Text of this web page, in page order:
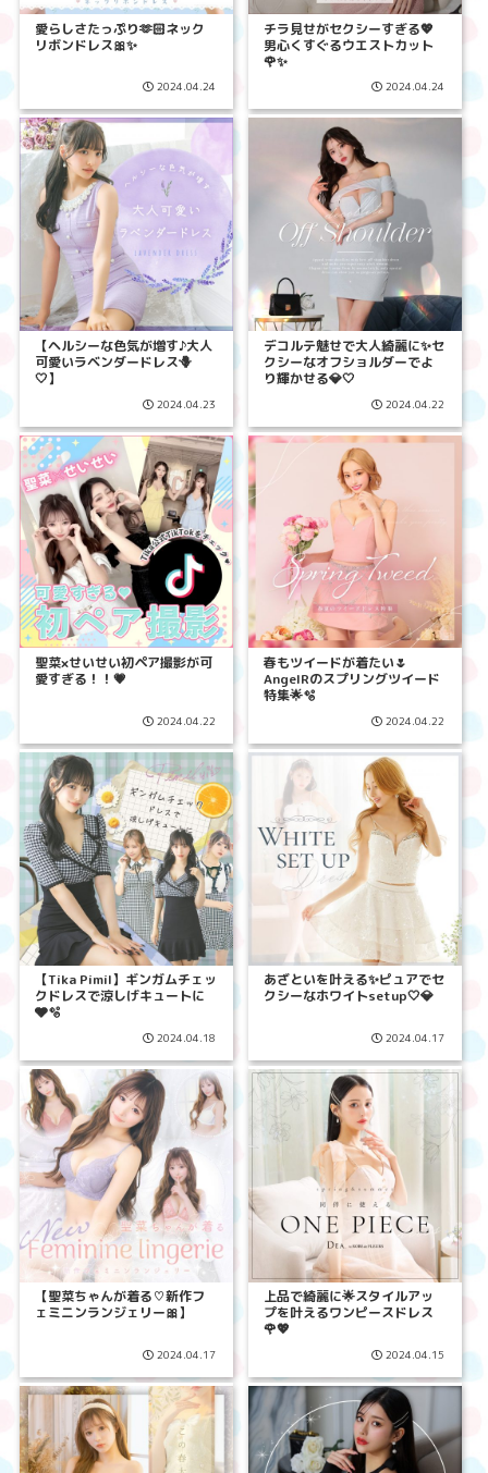
愛らしさたっぷり🫶🏻ネック
リボンドレス🎀✨
2024.04.24
チラ見せがセクシーすぎる💖
男心くすぐるウエストカット
🌹✨
2024.04.24
【ヘルシーな色気が増す♪大人
可愛いラベンダードレス🪻
🤍】
2024.04.23
デコルテ魅せで大人綺麗に✨セ
クシーなオフショルダーでよ
り輝かせる💎🤍
2024.04.22
聖菜×せいせい初ペア撮影が可
愛すぎる！！💗
2024.04.22
春もツイードが着たい🌷
AngelRのスプリングツイード
特集🌟🫧
2024.04.22
【Tika Pimil】ギンガムチェッ
クドレスで涼しげキュートに
🩶🫧
2024.04.18
あざといを叶える✨ピュアでセ
クシーなホワイトsetup🤍💎
2024.04.17
【聖菜ちゃんが着る♡新作フ
ェミニンランジェリー🎀】
2024.04.17
上品で綺麗に🌟スタイルアッ
プを叶えるワンピースドレス
🌹💖
2024.04.15